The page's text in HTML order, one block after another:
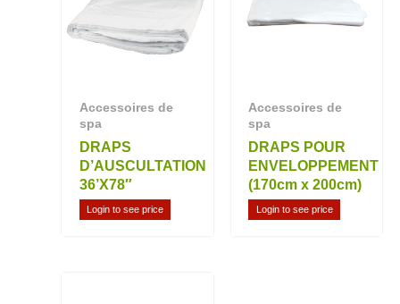
Accessoires de
spa
DRAPS
D’AUSCULTATION
36’X78″
Login to see price
Accessoires de
spa
DRAPS POUR
ENVELOPPEMENT
(170cm x 200cm)
Login to see price